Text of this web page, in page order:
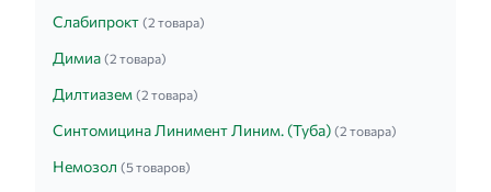
Слабипрокт (2 товара)
Димиа (2 товара)
Дилтиазем (2 товара)
Синтомицина Линимент Линим. (Туба) (2 товара)
Немозол (5 товаров)